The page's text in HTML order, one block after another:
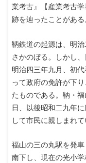
業考古』【産業考古
跡を辿ったことがある
鞆鉄道の起源は、明
さかのぼる。しかし
明治四三年九月、初
って政府の免許が下
たものである。鞆・
日、以後昭和二九年
して市民に親しまれ
福山の三の丸駅を発
南下し、現在の光小